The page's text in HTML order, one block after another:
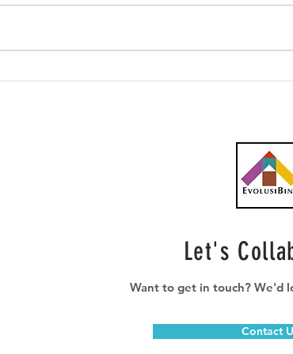
Let's
Want to get in touch? We'd
Contact